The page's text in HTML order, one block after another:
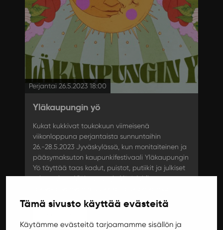
Tämä sivusto käyttää evästeitä
Käytämme evästeitä tarjoamamme sisällön ja
Perjantai 26.5.2023 18:00
Yläkaupungin yö
Kukat kukkivat toukokuun viimeisenä
viikonloppuna perjantaista sunnuntaihin
26.-28.5.2023 Jyväskylässä, kun monitaiteinen ja
pääsymaksuton kaupunkifestivaali Yläkaupungin
Yö täyttää taas kadut, puistot, putiikit ja julkiset
rakennukset. Yläkaupungin Yötä juhlitaan